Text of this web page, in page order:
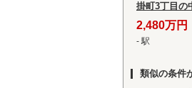
掛町3丁目の
2,480万円
- 駅
類似の条件